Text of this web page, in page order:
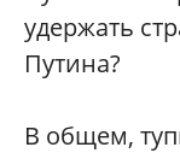
удержать
Путина?
В общем,